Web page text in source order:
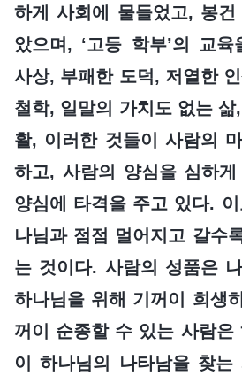
하게 사회에 물들었고, 봉
았으며, ‘고등 학부’의 교
사상, 부패한 도덕, 저열한
철학, 일말의 가치도 없는
활, 이러한 것들이 사람의
하고, 사람의 양심을 심하
양심에 타격을 주고 있다.
나님과 점점 멀어지고 갈수
는 것이다. 사람의 성품은
하나님을 위해 기꺼이 희생
꺼이 순종할 수 있는 사람은
이 하나님의 나타남을 찾는